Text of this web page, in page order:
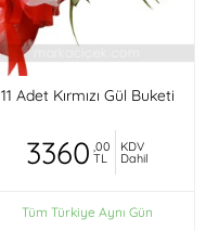
11 Adet Kırmızı Gül Buketi
3360 ,00
TL
KDV
Dahil
Tüm Türkiye Aynı Gün